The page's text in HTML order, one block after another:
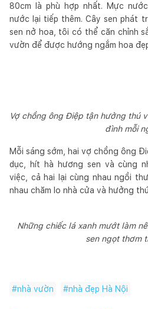
80cm là phù hợp nhất. Mực
nước lại tiếp thêm. Cây sen phát
sen nở hoa, tôi có thể căn chỉnh
vườn để được hướng ngắm hoa
Vợ chồng ông Điệp tận hưởng thú
đình mỗi
Mỗi sáng sớm, hai vợ chồng ông
dục, hít hà hương sen và cùng
việc, cả hai lại cùng nhau ngồi
nhau chăm lo nhà cửa và hưởng
Những chiếc lá xanh mướt làm
sen ngọt thơm
#nhà vườn #nhà đẹp Hà Nội